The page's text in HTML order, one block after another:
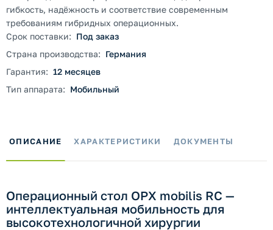
гибкость, надёжность и соответствие современным
требованиям гибридных операционных.
Срок поставки: Под заказ
Страна производства: Германия
Гарантия: 12 месяцев
Тип аппарата: Мобильный
ОПИСАНИЕ ХАРАКТЕРИСТИКИ ДОКУМЕНТЫ
Операционный стол OPX mobilis RC —
интеллектуальная мобильность для
высокотехнологичной хирургии